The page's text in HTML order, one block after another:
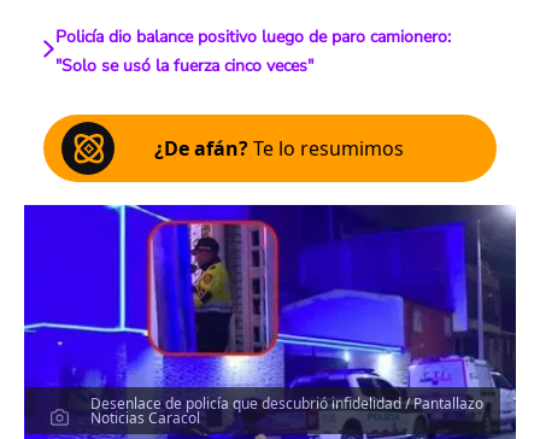
Policía dio balance positivo luego de paro camionero:
"Solo se usó la fuerza cinco veces"
¿De afán?Te lo resumimos
Desenlace de policía que descubrió infidelidad / Pantallazo
Noticias Caracol